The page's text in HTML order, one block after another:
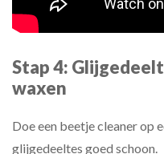
Stap 4:
waxen
Doe een beetje cleaner op
glijgedeeltes goed schoon.